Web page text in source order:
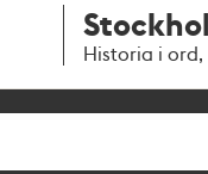
Historia i